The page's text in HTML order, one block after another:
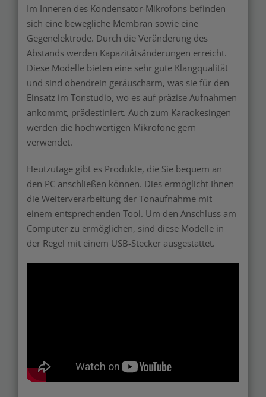
Im Inneren des Kondensator-Mikrofons befinden
sich eine bewegliche Membran sowie eine
Gegenelektrode. Durch die Veränderung des
Abstands werden Kapazitätsänderungen erreicht.
Diese Modelle bieten eine sehr gute Klangqualität
und sind obendrein geräuscharm, was sie für den
Einsatz im Tonstudio, wo es auf präzise Aufnahmen
ankommt, prädestiniert. Auch zum Karaokesingen
werden die hochwertigen Mikrofone gern
verwendet.
Heutzutage gibt es Produkte, die Sie bequem an
den PC anschließen können. Dies ermöglicht Ihnen
die Weiterverarbeitung der Tonaufnahme mit
einem entsprechenden Tool. Um den Anschluss am
Computer zu ermöglichen, sind diese Modelle in
der Regel mit einem USB-Stecker ausgestattet.